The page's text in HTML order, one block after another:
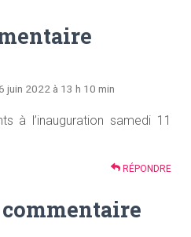
6 juin 2022 à 13 h 10 min
à l’inauguration samedi 11
RÉPONDRE